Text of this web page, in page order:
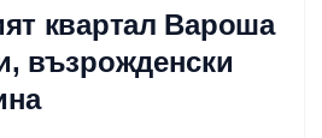
квартал Вароша
възрожденски